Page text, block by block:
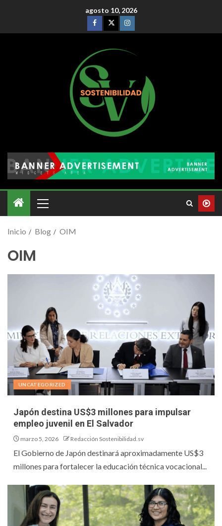
agosto 10, 2026
Inicio Blog OIM
OIM
UNCATEGORIZED
Japón destina US$3 millones para impulsar
empleo juvenil en El Salvador
marzo 5, 2026 Redacción Sostenibilidad.sv
El Gobierno de Japón destinará aproximadamente US$3
millones para fortalecer la educación técnica vocacional...